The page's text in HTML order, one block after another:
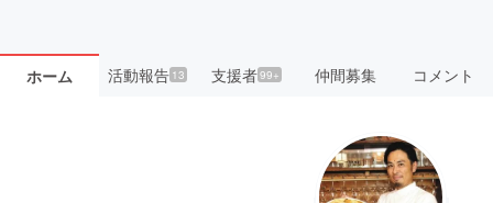
ホーム 活動報告13 支援者99+ 仲間募集 コメント